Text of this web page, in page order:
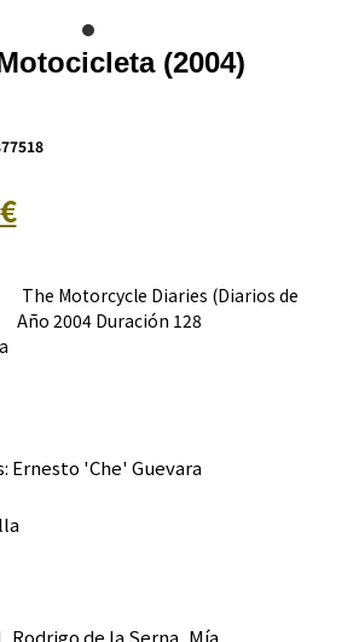
(2004)
Motorcycle Diaries (Diarios de
2004 Duración 128
Ernesto 'Che' Guevara
Rodrigo de la Serna, Mía